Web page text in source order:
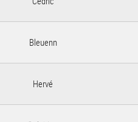
Bleuenn
Hervé